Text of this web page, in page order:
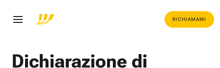
RICHIAMAMI
Dichiarazione di